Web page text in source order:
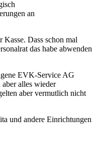
an
Kasse. Dass schon mal
das habe abwenden
EVK-Service AG
alles wieder
aber vermutlich nicht
und andere Einrichtungen